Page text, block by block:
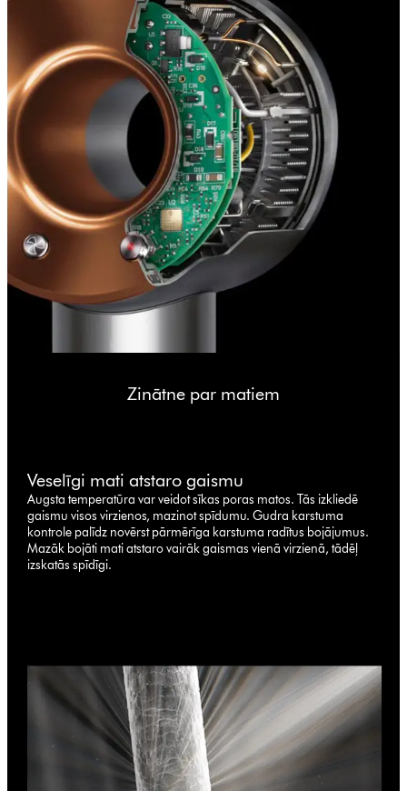
Zinātne par matiem
Veselīgi mati atstaro gaismu
Augsta temperatūra var veidot sīkas poras matos. Tās izkliedē
gaismu visos virzienos, mazinot spīdumu. Gudra karstuma
kontrole palīdz novērst pārmērīga karstuma radītus bojājumus.
Mazāk bojāti mati atstaro vairāk gaismas vienā virzienā, tādēļ
izskatās spīdīgi.